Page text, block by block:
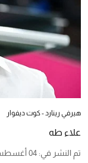
هيرفي رينارد - كوت ديفوار
علاء طه
تم النشر في: 04 أغسطس 2026, 8:10 مساءً